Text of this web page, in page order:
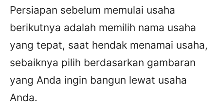
Persiapan sebelum memulai usaha
berikutnya adalah memilih nama usaha
yang tepat, saat hendak menamai usaha,
sebaiknya pilih berdasarkan gambaran
yang Anda ingin bangun lewat usaha
Anda.